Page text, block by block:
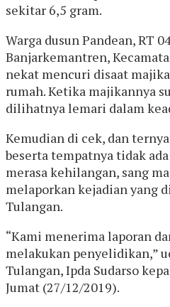
sekitar 6,5 gram.
Warga dusun Pandean, RT
Banjarkemantren,
nekat mencuri disaat
rumah. Ketika majikannya
dilihatnya lemari dalam
Kemudian di cek, dan
beserta tempatnya tidak
merasa kehilangan, sang
melaporkan kejadian yang
Tulangan.
“Kami menerima laporan
melakukan penyelidikan,”
Tulangan, Ipda Sudarso
Jumat (27/12/2019).